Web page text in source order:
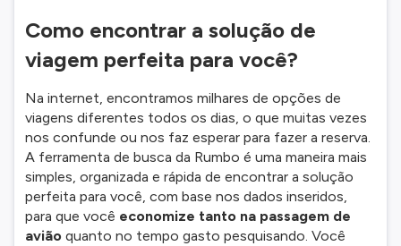
Como encontrar a solução de
viagem perfeita para você?
Na internet, encontramos milhares de opções de
viagens diferentes todos os dias, o que muitas vezes
nos confunde ou nos faz esperar para fazer a reserva.
A ferramenta de busca da Rumbo é uma maneira mais
simples, organizada e rápida de encontrar a solução
perfeita para você, com base nos dados inseridos,
para que você economize tanto na passagem de
avião quanto no tempo gasto pesquisando. Você